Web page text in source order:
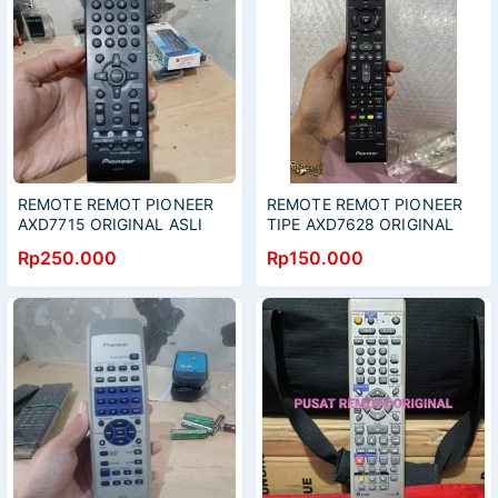
REMOTE REMOT PIONEER
AXD7715 ORIGINAL ASLI
Rp250.000
REMOTE REMOT PIONEER
TIPE AXD7628 ORIGINAL
Rp150.000